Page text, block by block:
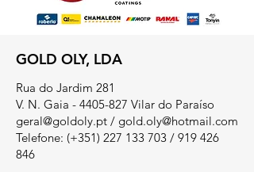
GOLD OLY, LDA
Rua do Jardim 281
V. N. Gaia - 4405-827 Vilar do Paraíso
geral@goldoly.pt / gold.oly@hotmail.com
Telefone: (+351) 227 133 703 / 919 426
846